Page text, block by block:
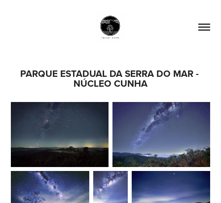
PARQUE ESTADUAL DA SERRA DO MAR -
NÚCLEO CUNHA